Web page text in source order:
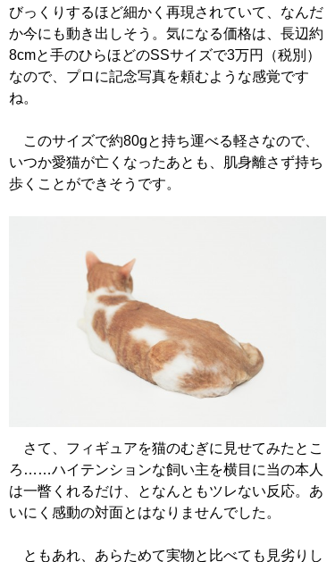
びっくりするほど細かく再現されていて、なんだ
か今にも動き出しそう。気になる価格は、長辺約
8cmと手のひらほどのSSサイズで3万円（税別）
なので、プロに記念写真を頼むような感覚です
ね。
このサイズで約80gと持ち運べる軽さなので、
いつか愛猫が亡くなったあとも、肌身離さず持ち
歩くことができそうです。
さて、フィギュアを猫のむぎに見せてみたとこ
ろ……ハイテンションな飼い主を横目に当の本人
は一瞥くれるだけ、となんともツレない反応。あ
いにく感動の対面とはなりませんでした。
ともあれ、あらためて実物と比べても見劣りし